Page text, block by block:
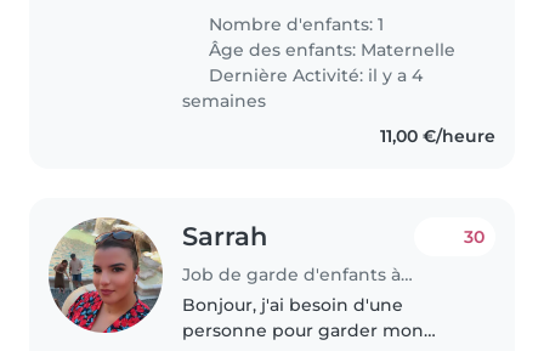
responsable pour s'occuper de
notre enfant de maternelle, une
fille adorable, amicale,
affectueuse..
Nombre d'enfants: 1
Âge des enfants: Maternelle
Dernière Activité: il y a 4
semaines
11,00 €/heure
Sarrah
Job de garde d'enfants à Savigny-le-Temple
30
Bonjour, j'ai besoin d'une
personne pour garder mon